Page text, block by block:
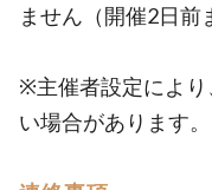
ません（開催2日前
※主催者設定によ
い場合があります。